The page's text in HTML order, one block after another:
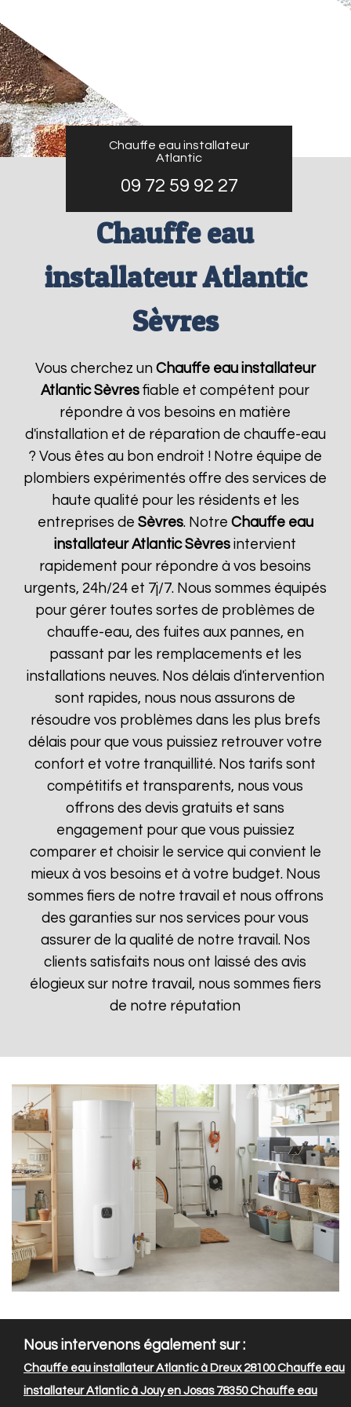
Chauffe eau installateur
Atlantic
09 72 59 92 27
Chauffe eau
installateur Atlantic
Sèvres
Vous cherchez un Chauffe eau installateur
Atlantic Sèvres fiable et compétent pour
répondre à vos besoins en matière
d'installation et de réparation de chauffe-eau
? Vous êtes au bon endroit ! Notre équipe de
plombiers expérimentés offre des services de
haute qualité pour les résidents et les
entreprises de Sèvres. Notre Chauffe eau
installateur Atlantic Sèvres intervient
rapidement pour répondre à vos besoins
urgents, 24h/24 et 7j/7. Nous sommes équipés
pour gérer toutes sortes de problèmes de
chauffe-eau, des fuites aux pannes, en
passant par les remplacements et les
installations neuves. Nos délais d'intervention
sont rapides, nous nous assurons de
résoudre vos problèmes dans les plus brefs
délais pour que vous puissiez retrouver votre
confort et votre tranquillité. Nos tarifs sont
compétitifs et transparents, nous vous
offrons des devis gratuits et sans
engagement pour que vous puissiez
comparer et choisir le service qui convient le
mieux à vos besoins et à votre budget. Nous
sommes fiers de notre travail et nous offrons
des garanties sur nos services pour vous
assurer de la qualité de notre travail. Nos
clients satisfaits nous ont laissé des avis
élogieux sur notre travail, nous sommes fiers
de notre réputation
Nous intervenons également sur :
Chauffe eau installateur Atlantic à Dreux 28100Chauffe eau
installateur Atlantic à Jouy en Josas 78350Chauffe eau